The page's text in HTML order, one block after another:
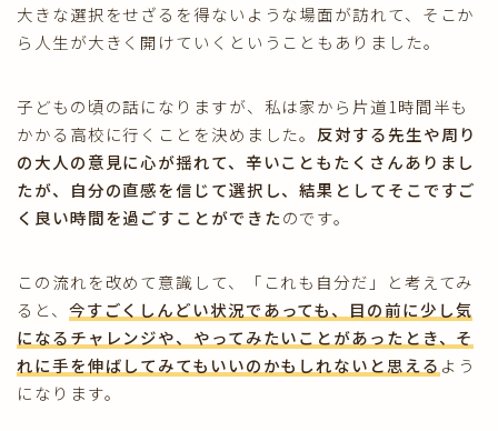
大きな選択をせざるを得ないような場面が訪れて、そこか
ら人生が大きく開けていくということもありました。
子どもの頃の話になりますが、私は家から片道1時間半も
かかる高校に行くことを決めました。 反対する先生や周り
の大人の意見に心が揺れて、辛いこともたくさんありまし
たが、自分の直感を信じて選択し、結果としてそこですご
く良い時間を過ごすことができたのです。
この流れを改めて意識して、「これも自分だ」と考えてみ
ると、 今すごくしんどい状況であっても、目の前に少し気
になるチャレンジや、やってみたいことがあったとき、そ
れに手を伸ばしてみてもいいのかもしれないと思える よう
になります。